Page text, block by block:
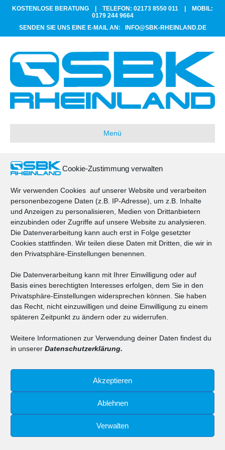
Cookie-Zustimmung verwalten
Wir verwenden Cookies auf unserer Website und verarbeiten
personenbezogene Daten (z.B. IP-Adresse), um z.B. Inhalte
und Anzeigen zu personalisieren, Medien von Drittanbietern
einzubinden oder Zugriffe auf unsere Website zu analysieren.
Die Datenverarbeitung kann auch erst in Folge gesetzter
Cookies stattfinden. Wir teilen diese Daten mit Dritten, die wir in
den Privatsphäre-Einstellungen benennen.
Die Datenverarbeitung kann mit Ihrer Einwilligung oder auf
Basis eines berechtigten Interesses erfolgen, dem Sie in den
Privatsphäre-Einstellungen widersprechen können. Sie haben
das Recht, nicht einzuwilligen und deine Einwilligung zu einem
späteren Zeitpunkt zu ändern oder zu widerrufen.
Weitere Informationen zur Verwendung deiner Daten findest du
in unserer Datenschutzerklärung.
Akzeptieren
Ablehnen
Verwalten
KOSTENLOSE BERATUNG | TELEFON: 02173 8550 011
MOBIL:
0179 244 9664
SENDEN SIE UNS EINE E-MAIL AN:
INFO@SBK-RHEINLAND.DE
Menü
Entrümpelung
© 2025 SBK Rheinland
AGB|Cookie-Richtlinie|Datenschutz |Impressum